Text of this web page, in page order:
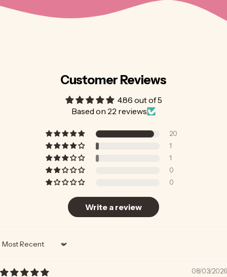
Customer Reviews
4.86 out of 5
Based on 22 reviews
20
1
1
0
0
Write a review
Sort by
08/03/2026